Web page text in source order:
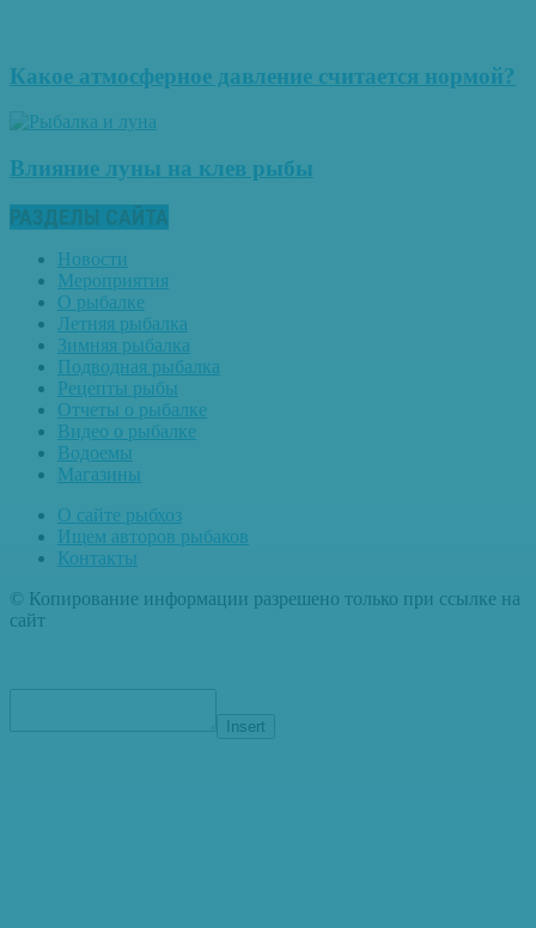
Какое атмосферное давление считается нормой?
Влияние луны на клев рыбы
РАЗДЕЛЫ САЙТА
Новости
Мероприятия
О рыбалке
Летняя рыбалка
Зимняя рыбалка
Подводная рыбалка
Рецепты рыбы
Отчеты о рыбалке
Видео о рыбалке
Водоемы
Магазины
О сайте рыбхоз
Ищем авторов рыбаков
Контакты
© Копирование информации разрешено только при ссылке на
сайт
Insert